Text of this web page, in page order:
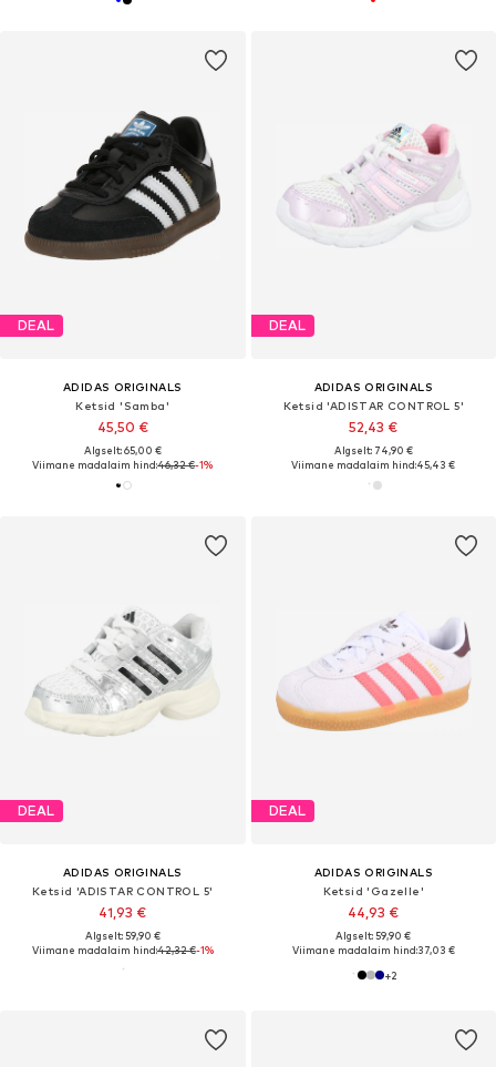
DEAL
ADIDAS ORIGINALS
Ketsid 'Samba'
45,50 €
Algselt: 65,00 €
Viimane madalaim hind:46,32 €-1%
DEAL
ADIDAS ORIGINALS
Ketsid 'ADISTAR CONTROL 5'
52,43 €
Algselt: 74,90 €
Viimane madalaim hind:45,43 €
DEAL
ADIDAS ORIGINALS
Ketsid 'ADISTAR CONTROL 5'
41,93 €
Algselt: 59,90 €
Viimane madalaim hind:42,32 €-1%
DEAL
ADIDAS ORIGINALS
Ketsid 'Gazelle'
44,93 €
Algselt: 59,90 €
Viimane madalaim hind:37,03 €
+2